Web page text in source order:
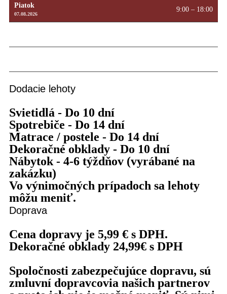
Piatok
07.08.2026
9:00 – 18:00
Dodacie lehoty
Svietidlá - Do 10 dní
Spotrebiče - Do 14 dní
Matrace / postele - Do 14 dní
Dekoračné obklady - Do 10 dní
Nábytok - 4-6 týždňov (vyrábané na
zakázku)
Vo výnimočných prípadoch sa lehoty
môžu meniť.
Doprava
Cena dopravy je 5,99 € s DPH.
Dekoračné obklady 24,99€ s DPH
Spoločnosti zabezpečujúce dopravu, sú
zmluvní dopravcovia našich partnerov